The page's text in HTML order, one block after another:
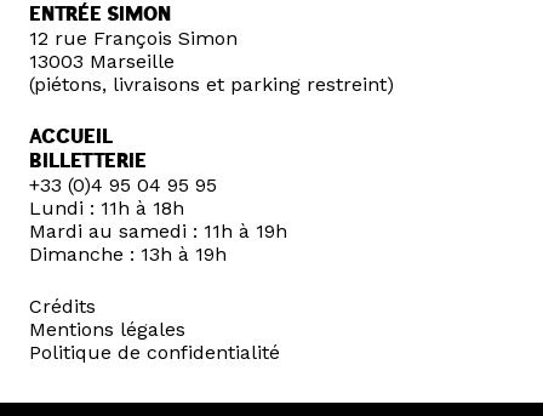
ENTRÉE SIMON
12 rue François Simon
13003 Marseille
(piétons, livraisons et parking restreint)
ACCUEIL
BILLETTERIE
+33 (0)4 95 04 95 95
Lundi : 11h à 18h
Mardi au samedi : 11h à 19h
Dimanche : 13h à 19h
Crédits
Mentions légales
Politique de confidentialité